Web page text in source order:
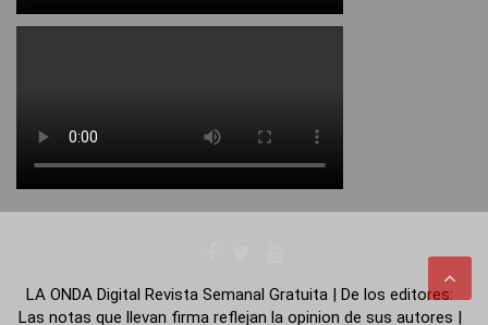
LA ONDA Digital Revista Semanal Gratuita | De los editores:
Las notas que llevan firma reflejan la opinion de sus autores |